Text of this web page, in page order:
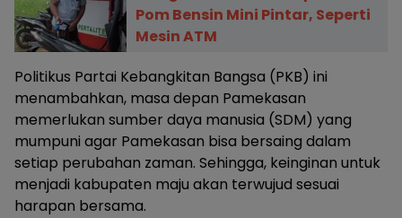
Pom Bensin Mini Pintar, Seperti
Mesin ATM
Politikus Partai Kebangkitan Bangsa (PKB) ini
menambahkan, masa depan Pamekasan
memerlukan sumber daya manusia (SDM) yang
mumpuni agar Pamekasan bisa bersaing dalam
setiap perubahan zaman. Sehingga, keinginan untuk
menjadi kabupaten maju akan terwujud sesuai
harapan bersama.